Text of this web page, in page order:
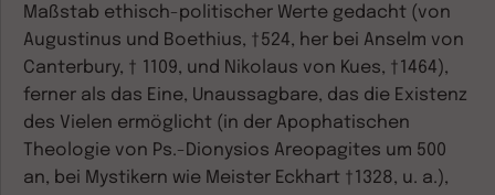
Maßstab ethisch-politischer Werte gedacht (von
Augustinus und Boethius, †524, her bei Anselm von
Canterbury, † 1109, und Nikolaus von Kues, †1464),
ferner als das Eine, Unaussagbare, das die Existenz
des Vielen ermöglicht (in der Apophatischen
Theologie von Ps.-Dionysios Areopagites um 500
an, bei Mystikern wie Meister Eckhart †1328, u. a.),